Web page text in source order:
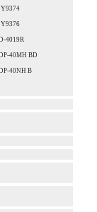
4019R
40MH BD
40NH B